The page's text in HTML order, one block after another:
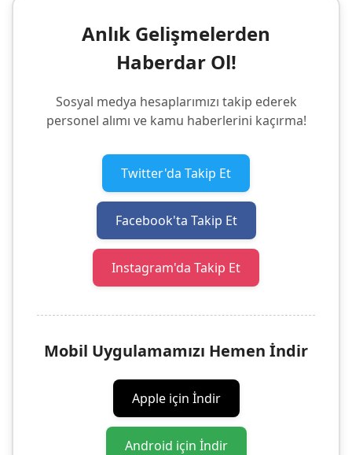
Anlık Gelişmelerden
Haberdar Ol!
Sosyal medya hesaplarımızı takip ederek
personel alımı ve kamu haberlerini kaçırma!
Twitter'da Takip Et
Facebook'ta Takip Et
Instagram'da Takip Et
Mobil Uygulamamızı Hemen İndir
Apple için İndir
Android için İndir